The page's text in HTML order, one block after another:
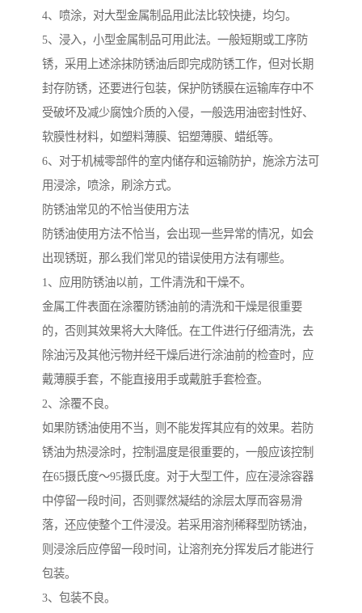
4、喷涂，对大型金属制品用此法比较快捷，均匀。
5、浸入，小型金属制品可用此法。一般短期或工序防
锈，采用上述涂抹防锈油后即完成防锈工作，但对长期
封存防锈，还要进行包装，保护防锈膜在运输库存中不
受破坏及减少腐蚀介质的入侵，一般选用油密封性好、
软膜性材料，如塑料薄膜、铝塑薄膜、蜡纸等。
6、对于机械零部件的室内储存和运输防护，施涂方法可
用浸涂，喷涂，刷涂方式。
防锈油常见的不恰当使用方法
防锈油使用方法不恰当，会出现一些异常的情况，如会
出现锈斑，那么我们常见的错误使用方法有哪些。
1、应用防锈油以前，工件清洗和干燥不。
金属工件表面在涂覆防锈油前的清洗和干燥是很重要
的，否则其效果将大大降低。在工件进行仔细清洗，去
除油污及其他污物并经干燥后进行涂油前的检查时，应
戴薄膜手套，不能直接用手或戴脏手套检查。
2、涂覆不良。
如果防锈油使用不当，则不能发挥其应有的效果。若防
锈油为热浸涂时，控制温度是很重要的，一般应该控制
在65摄氏度～95摄氏度。对于大型工件，应在浸涂容器
中停留一段时间，否则骤然凝结的涂层太厚而容易滑
落，还应使整个工件浸没。若采用溶剂稀释型防锈油，
则浸涂后应停留一段时间，让溶剂充分挥发后才能进行
包装。
3、包装不良。